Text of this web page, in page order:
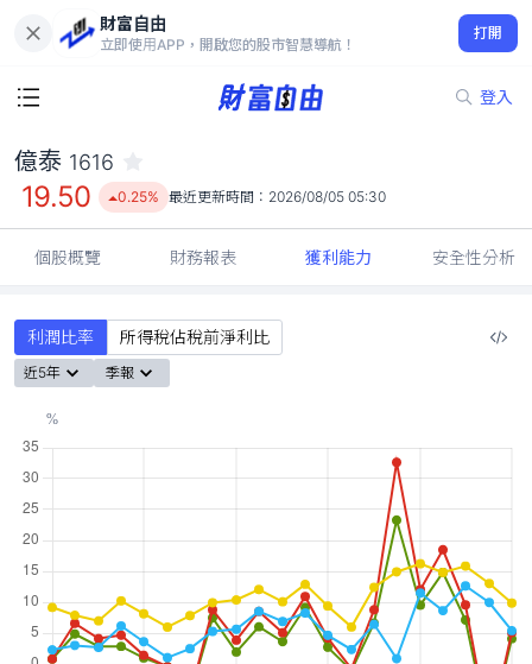
財富自由
立即使用APP，開啟您的股市智慧導航！
打開
登入
19.50
0.25%
億泰 1616
19.50 0.25% 最近更新時間： 2026/08/05 05:30
個股概覽 財務報表 獲利能力 安全性分析
利潤比率 所得稅佔稅前淨利比
近5年 季報